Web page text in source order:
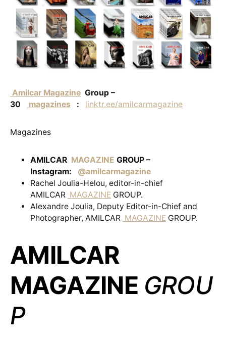
Amilcar Magazine Group –
30
magazines : linktr.ee/amilcarmagazine
Magazines
AMILCAR MAGAZINE GROUP –
Instagram: @amilcarmagazine
Rachel Joulia-Helou, editor-in-chief
AMILCAR MAGAZINE GROUP.
Alexandre Joulia, Deputy Editor-in-Chief and
Photographer, AMILCAR MAGAZINE GROUP.
AMILCAR
MAGAZINE GROU
P